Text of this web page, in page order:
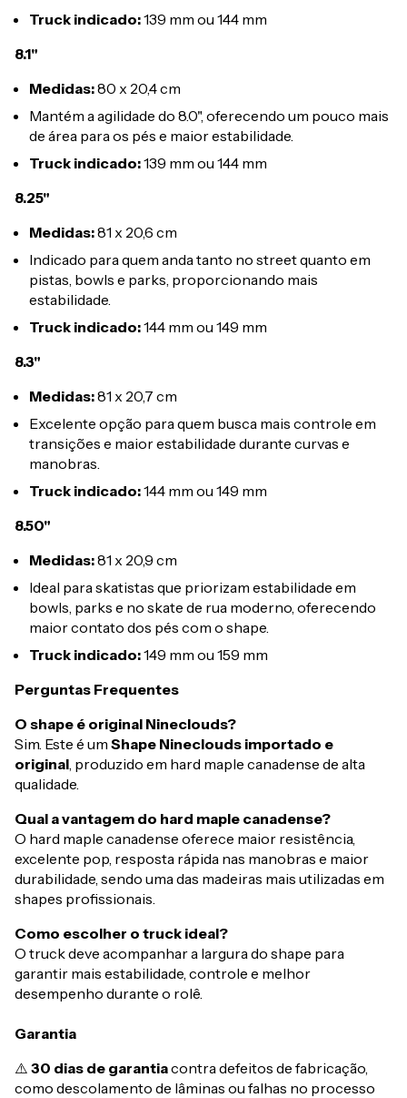
Truck indicado:139 mm ou 144 mm
8.1"
Medidas:80 x 20,4 cm
Mantém a agilidade do 8.0", oferecendo um pouco mais
de área para os pés e maior estabilidade.
Truck indicado:139 mm ou 144 mm
8.25"
Medidas:81 x 20,6 cm
Indicado para quem anda tanto no street quanto em
pistas, bowls e parks, proporcionando mais
estabilidade.
Truck indicado:144 mm ou 149 mm
8.3"
Medidas:81 x 20,7 cm
Excelente opção para quem busca mais controle em
transições e maior estabilidade durante curvas e
manobras.
Truck indicado:144 mm ou 149 mm
8.50"
Medidas:81 x 20,9 cm
Ideal para skatistas que priorizam estabilidade em
bowls, parks e no skate de rua moderno, oferecendo
maior contato dos pés com o shape.
Truck indicado:149 mm ou 159 mm
Perguntas Frequentes
O shape é original Nineclouds?
Sim. Este é um Shape Nineclouds importado e
original, produzido em hard maple canadense de alta
qualidade.
Qual a vantagem do hard maple canadense?
O hard maple canadense oferece maior resistência,
excelente pop, resposta rápida nas manobras e maior
durabilidade, sendo uma das madeiras mais utilizadas em
shapes profissionais.
Como escolher o truck ideal?
O truck deve acompanhar a largura do shape para
garantir mais estabilidade, controle e melhor
desempenho durante o rolê.
Garantia
⚠️ 30 dias de garantiacontra defeitos de fabricação,
como descolamento de lâminas ou falhas no processo